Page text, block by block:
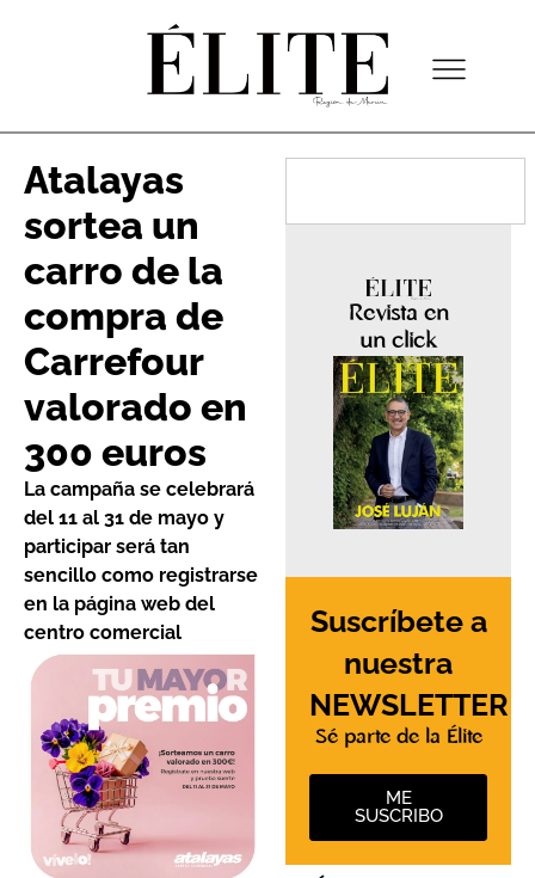
Atalayas
sortea un
carro de la
compra de
Carrefour
valorado en
300 euros
La campaña se celebrará
del 11 al 31 de mayo y
participar será tan
sencillo como registrarse
en la página web del
centro comercial
Revista en
un click
Suscríbete a
nuestra
NEWSLETTER
Sé parte de la Élite
ME
SUSCRIBO